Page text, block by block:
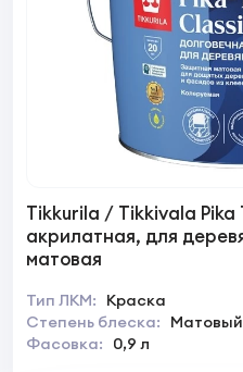
Tikkurila / Tikkivala Pika
акрилатная, для
матовая
Тип ЛКМ:
Краска
Степень блеска:
Матовый
Фасовка:
0,9 л